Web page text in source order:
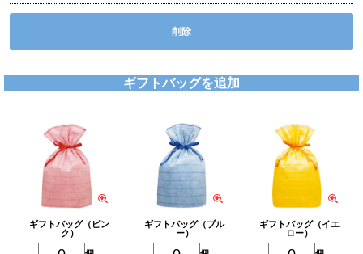
削除
ギフトバッグを追加
ギフトバッグ（ピン
ク）
ギフトバッグ（ブル
ー）
ギフトバッグ（イエ
ロー）